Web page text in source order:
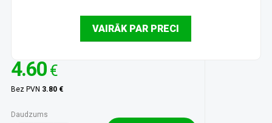
VAIRĀK PAR PRECI
4.60 €
Bez PVN 3.80 €
Daudzums